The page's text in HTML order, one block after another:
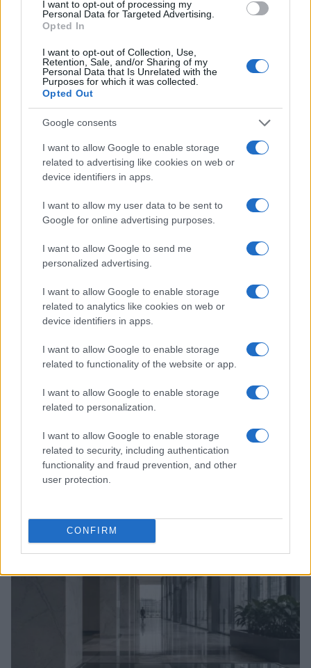
I want to opt-out of processing my
Personal Data for Targeted Advertising.
Opted In
I want to opt-out of Collection, Use,
Retention, Sale, and/or Sharing of my
Personal Data that Is Unrelated with the
Purposes for which it was collected.
Opted Out
Google consents
I want to allow Google to enable storage
related to advertising like cookies on web or
device identifiers in apps.
I want to allow my user data to be sent to
Google for online advertising purposes.
I want to allow Google to send me
personalized advertising.
I want to allow Google to enable storage
related to analytics like cookies on web or
device identifiers in apps.
I want to allow Google to enable storage
related to functionality of the website or app.
I want to allow Google to enable storage
related to personalization.
I want to allow Google to enable storage
related to security, including authentication
functionality and fraud prevention, and other
user protection.
CONFIRM
Continua a leggere
FOCUS PMI
Andrea Innocenti · 6 Ago 2026